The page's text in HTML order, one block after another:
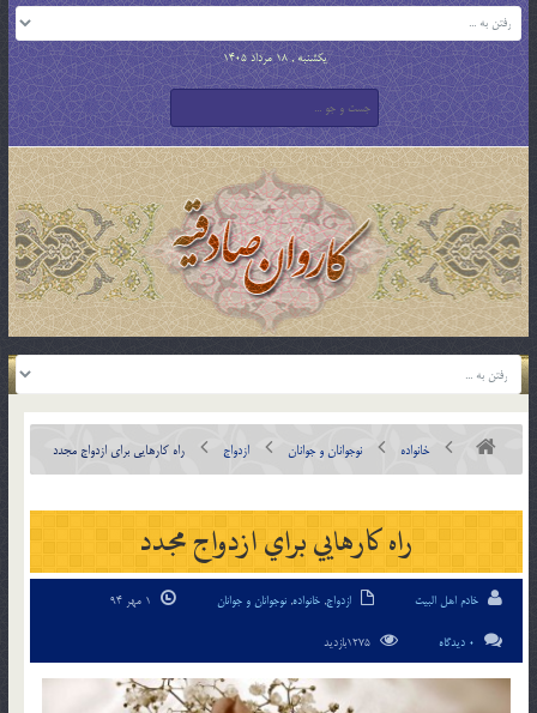
یکشنبه , 18 مرداد 1405
خانواده نوجوانان و جوانان ازدواج راه کارهايي براي ازدواج مجدد
راه کارهايي براي ازدواج مجدد
خادم اهل البیت ازدواج, خانواده, نوجوانان و جوانان
0 دیدگاه